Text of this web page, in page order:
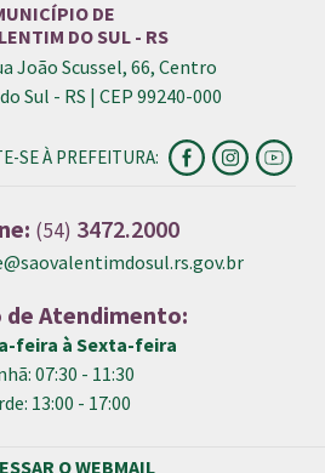
DE
DO SUL - RS
João Scussel, 66, Centro
Sul - RS | CEP 99240-000
SE À PREFEITURA:
(54) 3472.2000
de Atendimento:
feira à Sexta-feira
07:30 - 11:30
13:00 - 17:00
O WEBMAIL